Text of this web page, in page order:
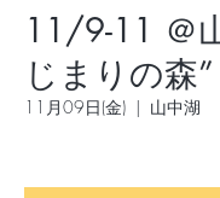
11/9-11 ＠
じまりの森”
11月09日(金)
  |
山中湖